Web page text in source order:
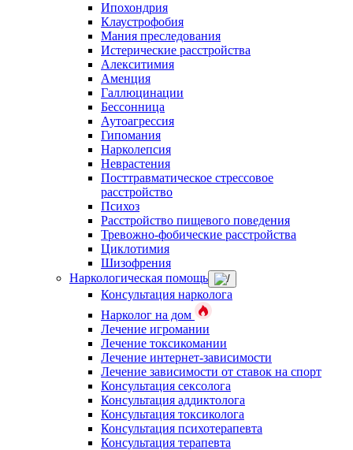
Ипохондрия
Клаустрофобия
Мания преследования
Истерические расстройства
Алекситимия
Аменция
Галлюцинации
Бессонница
Аутоагрессия
Гипомания
Нарколепсия
Неврастения
Посттравматическое стрессовое
расстройство
Психоз
Расстройство пищевого поведения
Тревожно-фобические расстройства
Циклотимия
Шизофрения
Наркологическая помощь
Консультация нарколога
Нарколог на дом
Лечение игромании
Лечение токсикомании
Лечение интернет-зависимости
Лечение зависимости от ставок на спорт
Консультация сексолога
Консультация аддиктолога
Консультация токсиколога
Консультация психотерапевта
Консультация терапевта